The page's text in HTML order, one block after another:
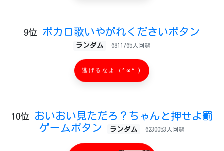
9位 ボカロ歌いやがれくださいボタン
ランダム 6811765人回覧
逃げるなよ（^ω^ )
10位
おいおい見ただろ？ちゃんと押せよ罰
ゲームボタン
ランダム 6230053人回覧